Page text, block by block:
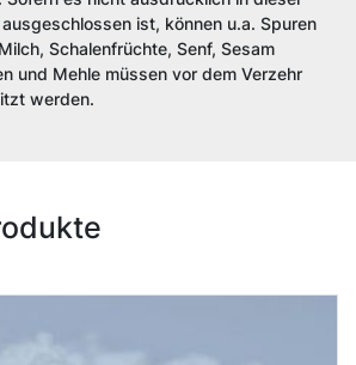
ist, können u.a. Spuren
Schalenfrüchte, Senf, Sesam
und Mehle müssen vor dem Verzehr
werden.